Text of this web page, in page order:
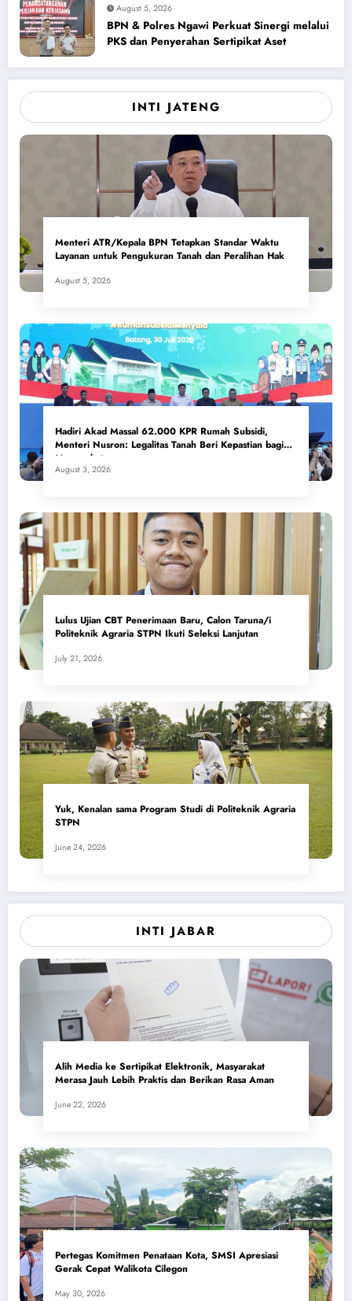
August 5, 2026
BPN & Polres Ngawi Perkuat Sinergi melalui
PKS dan Penyerahan Sertipikat Aset
INTI JATENG
Menteri ATR/Kepala BPN Tetapkan Standar Waktu
Layanan untuk Pengukuran Tanah dan Peralihan Hak
August 5, 2026
Hadiri Akad Massal 62.000 KPR Rumah Subsidi,
Menteri Nusron: Legalitas Tanah Beri Kepastian bagi
Masyarakat
August 3, 2026
Lulus Ujian CBT Penerimaan Baru, Calon Taruna/i
Politeknik Agraria STPN Ikuti Seleksi Lanjutan
July 21, 2026
Yuk, Kenalan sama Program Studi di Politeknik Agraria
STPN
June 24, 2026
INTI JABAR
Alih Media ke Sertipikat Elektronik, Masyarakat
Merasa Jauh Lebih Praktis dan Berikan Rasa Aman
June 22, 2026
Pertegas Komitmen Penataan Kota, SMSI Apresiasi
Gerak Cepat Walikota Cilegon
May 30, 2026